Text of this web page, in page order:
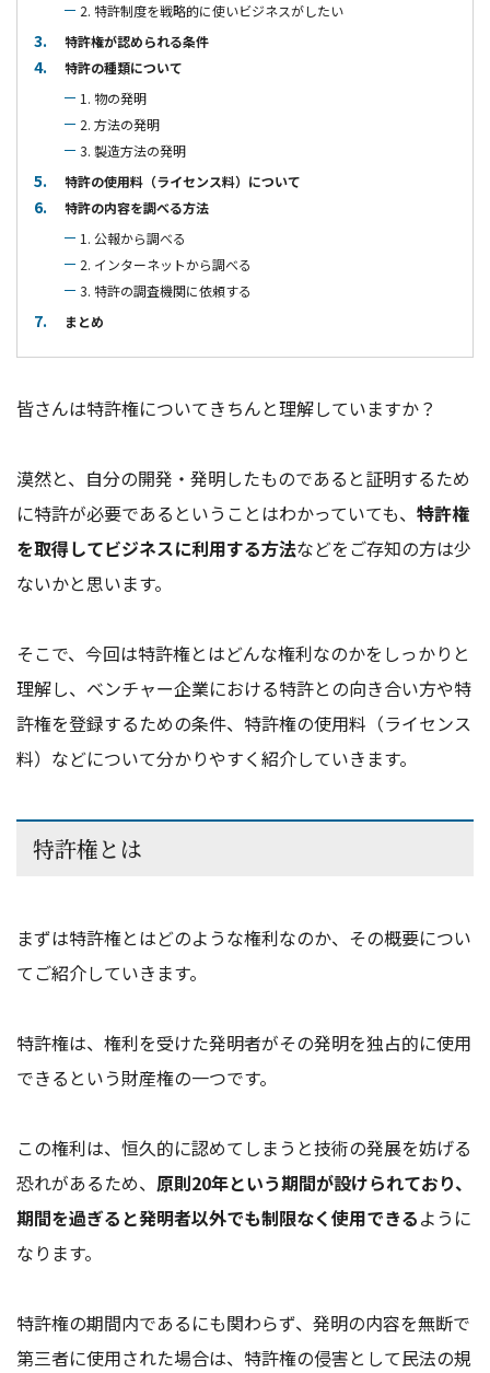
2. 特許制度を戦略的に使いビジネスがしたい
特許権が認められる条件
特許の種類について
1. 物の発明
2. 方法の発明
3. 製造方法の発明
特許の使用料（ライセンス料）について
特許の内容を調べる方法
1. 公報から調べる
2. インターネットから調べる
3. 特許の調査機関に依頼する
まとめ
皆さんは特許権についてきちんと理解していますか？
漠然と、自分の開発・発明したものであると証明するため
に特許が必要であるということはわかっていても、 特許権
を取得してビジネスに利用する方法などをご存知の方は少
ないかと思います。
そこで、今回は特許権とはどんな権利なのかをしっかりと
理解し、ベンチャー企業における特許との向き合い方や特
許権を登録するための条件、特許権の使用料（ライセンス
料）などについて分かりやすく紹介していきます。
特許権とは
まずは特許権とはどのような権利なのか、その概要につい
てご紹介していきます。
特許権は、権利を受けた発明者がその発明を独占的に使用
できるという財産権の一つです。
この権利は、恒久的に認めてしまうと技術の発展を妨げる
恐れがあるため、 原則20年という期間が設けられており、
期間を過ぎると発明者以外でも制限なく使用できるように
なります。
特許権の期間内であるにも関わらず、発明の内容を無断で
第三者に使用された場合は、特許権の侵害として民法の規